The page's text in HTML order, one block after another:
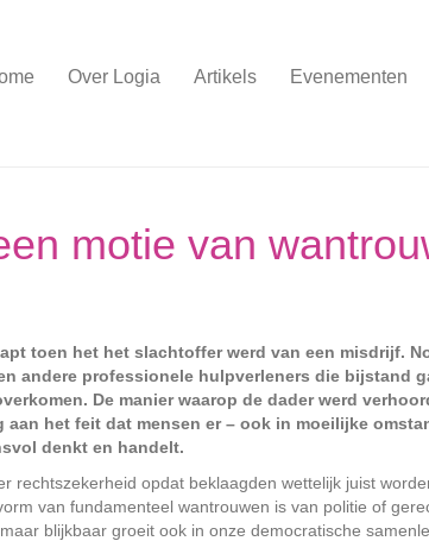
Over Logia Artikels Evenementen
motie van
toen het het slachtoffer werd van een misdrijf.
andere professionele hulpverleners die bijstand
De manier waarop de dader werd
het feit dat mensen er – ook in moeilijke
denkt en handelt.
opdat beklaagden wettelijk juist
van fundamenteel wantrouwen is van politie of
blijkbaar groeit ook in onze democratische